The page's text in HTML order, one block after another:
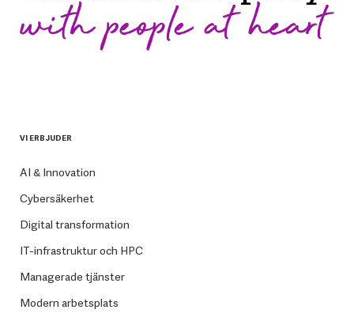
VI ERBJUDER
AI & Innovation
Cybersäkerhet
Digital transformation
IT-infrastruktur och HPC
Managerade tjänster
Modern arbetsplats